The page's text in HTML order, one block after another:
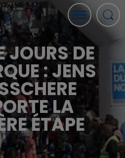
JOURS DE
: JENS
LA
ÉTAPE